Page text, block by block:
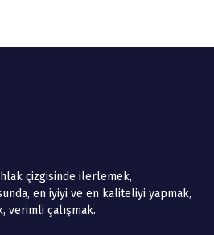
çizgisinde ilerlemek,
en iyiyi ve en kaliteliyi yapmak,
verimli çalışmak.